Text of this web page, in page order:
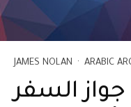
JAMES NOLAN · ARABIC
السفر